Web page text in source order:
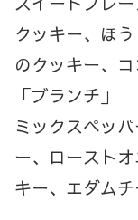
クッキー、ほ
のクッキー、
「ブランチ」
ミックスペッ
ー、ロースト
キー、エダム